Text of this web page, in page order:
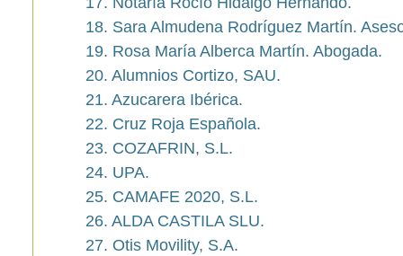
18. Sara Almudena Rodríguez Martín.
19. Rosa María Alberca Martín. Abogada.
20. Alumnios Cortizo, SAU.
21. Azucarera Ibérica.
22. Cruz Roja Española.
23. COZAFRIN, S.L.
24. UPA.
25. CAMAFE 2020, S.L.
26. ALDA CASTILA SLU.
27. Otis Movility, S.A.